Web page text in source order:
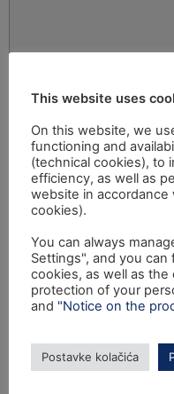
This website uses
On this website, we
functioning and
(technical cookies), to
efficiency, as well as
website in
cookies).
You can always
Settings", and you
cookies, as well as
protection of your
and "Notice on the
Postavke kolačića